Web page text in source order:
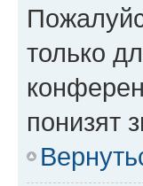
только
понизят